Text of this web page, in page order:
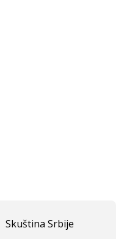
Skuština Srbije